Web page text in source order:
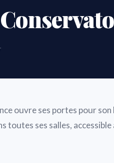
ouvre ses portes pour
toutes ses salles, accessible